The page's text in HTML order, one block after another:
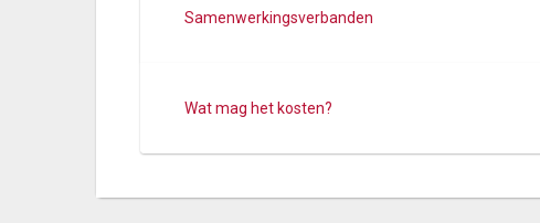
Samenwerkingsverbanden
Wat mag het kosten?